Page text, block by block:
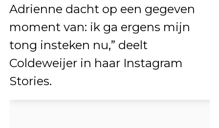
Adrienne dacht op een gegeven
moment van: ik ga ergens mijn
tong insteken nu,” deelt
Coldeweijer in haar Instagram
Stories.